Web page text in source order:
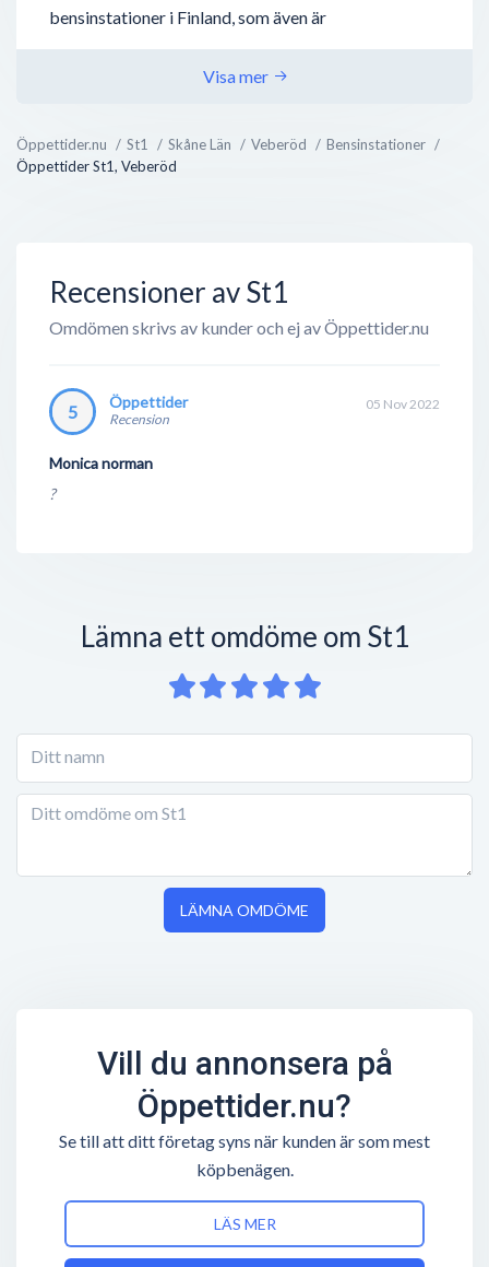
Öppettider.nu St1 Skåne Län Veberöd
Bensinstationer
Öppettider St1, Veberöd
bensinstationer i Finland, som även är
ursprungslandet. St1 etablerades 1995 av Mika
Anttonen. Kort därefter expanderade bolaget till
Vad som gör St1 unikt är att de skyltar med
exempelvis...
Visa mer
Recensioner av St1
Omdömen skrivs av kunder och ej av Öppettider.nu
5 Öppettider
Recension
Monica norman
05 Nov 2022
?
Lämna ett omdöme om St1
LÄMNA OMDÖME
Vill du annonsera på
Öppettider.nu?
Se till att ditt företag syns när kunden är som mest
köpbenägen.
LÄS MER